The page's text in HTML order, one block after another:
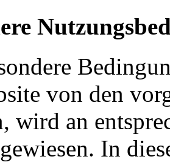
von den
wird an
In